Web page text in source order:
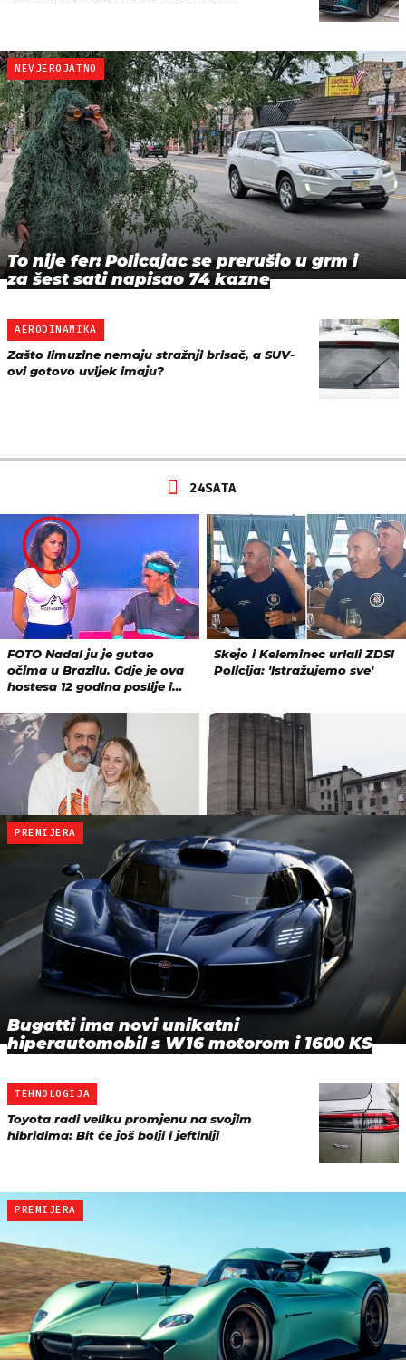
NEVJEROJATNO
To nije fer: Policajac se prerušio u grm i
za šest sati napisao 74 kazne
AERODINAMIKA
Zašto limuzine nemaju stražnji brisač, a SUV-
ovi gotovo uvijek imaju?
PREMIJERA
Bugatti ima novi unikatni
hiperautomobil s W16 motorom i 1600 KS
TEHNOLOGIJA
Toyota radi veliku promjenu na svojim
hibridima: Bit će još bolji i jeftiniji
PREMIJERA